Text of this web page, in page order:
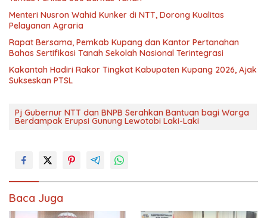
Menteri Nusron Wahid Kunker di NTT, Dorong Kualitas
Pelayanan Agraria
Rapat Bersama, Pemkab Kupang dan Kantor Pertanahan
Bahas Sertifikasi Tanah Sekolah Nasional Terintegrasi
Kakantah Hadiri Rakor Tingkat Kabupaten Kupang 2026, Ajak
Sukseskan PTSL
Pj Gubernur NTT dan BNPB Serahkan Bantuan bagi Warga
Berdampak Erupsi Gunung Lewotobi Laki-Laki
Baca Juga